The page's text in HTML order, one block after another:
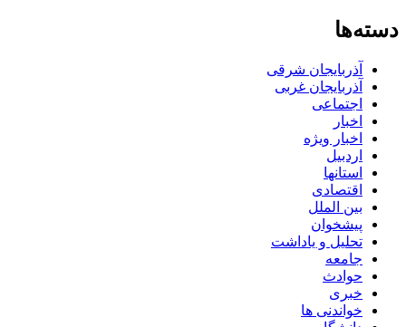
دسته‌ها
آذربایجان شرقی
آذربایجان غربی
اجتماعی
اخبار
اخبار ویژه
اردبیل
استانها
اقتصادی
بین الملل
پیشخوان
تحلیل و یاداشت
جامعه
حوادث
خبری
خواندنی ها